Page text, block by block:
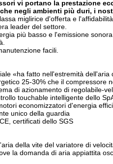
vi portano la prestazione
negli ambienti più duri, i
miglirice d'offerta e
leader del settore.
più basso e l'emissione sonora
facili.
«ha fatto nell'estremità
25-30% che il compressore
di azionamento di regolabile-
touchable intelligente dello
economizzatori d'energia
unico della guardia
certificati dello SGS
della vite del variatore di
la domanda di aria appiattita